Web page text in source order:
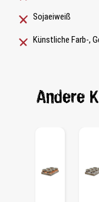
Sojaeiweiß
Künstliche Farb-,
Andere